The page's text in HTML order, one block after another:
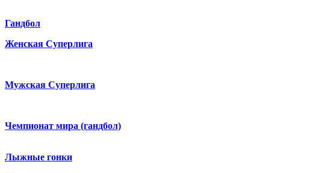
Гандбол
Женская Суперлига
Мужская Суперлига
Чемпионат мира (гандбол)
Лыжные гонки